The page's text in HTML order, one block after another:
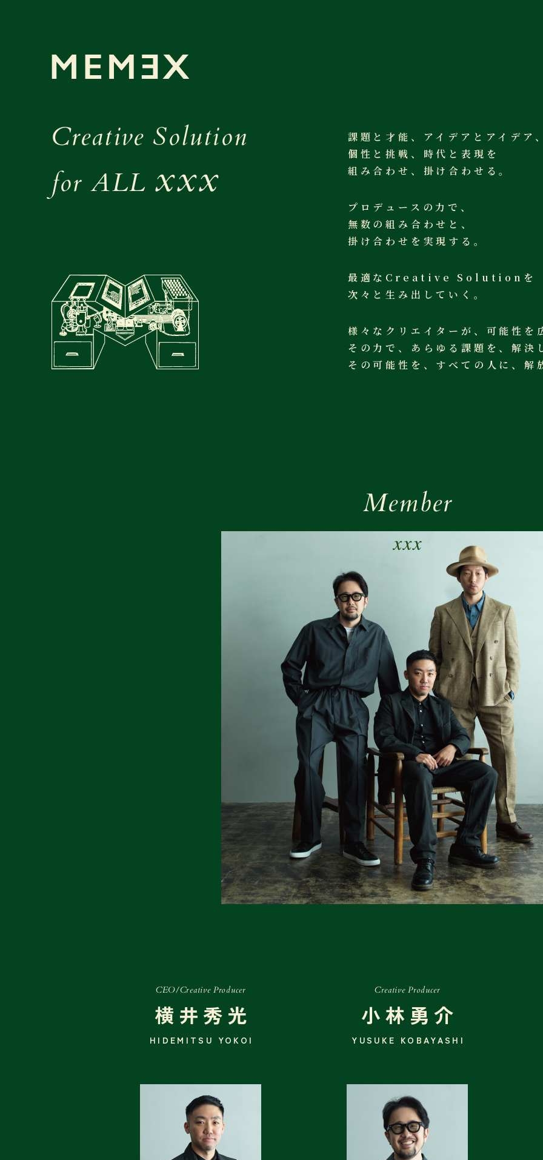
Creative Solution
for ALL xxx
課題と才能、アイデアとアイデア
個性と挑戦、時代と表現を
組み合わせ、掛け合わせる。
プロデュースの力で、
無数の組み合わせと、
掛け合わせを実現する。
最適なCreative Solutionを
次々と生み出していく。
様々なクリエイターが、可能性を
その力で、あらゆる課題を、解決
その可能性を、すべての人に、解
Member
CEO/Creative Producer
横井秀光
HIDEMITSU YOKOI
Creative Producer
小林勇介
YUSUKE KOBAYASHI